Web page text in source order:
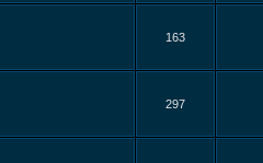
163
297